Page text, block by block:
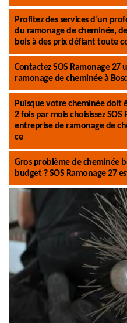
Profitez des services d’un
du ramonage de cheminée,
bois à des prix défiant toute
Contactez SOS Ramonage 27
ramonage de cheminée à
Puisque votre cheminée doit
2 fois par mois choisissez SOS
entreprise de ramonage de
ce
Gros problème de cheminée
budget ? SOS Ramonage 27